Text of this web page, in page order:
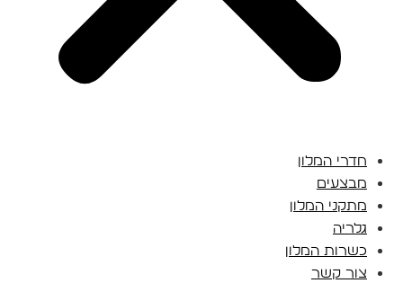
חדרי המלון
מבצעים
מתקני המלון
גלריה
כשרות המלון
צור קשר